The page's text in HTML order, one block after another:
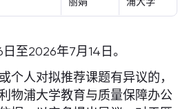
至2026年7月14日。
个人对拟推荐课题有异议的，
物浦大学教育与质量保障办公